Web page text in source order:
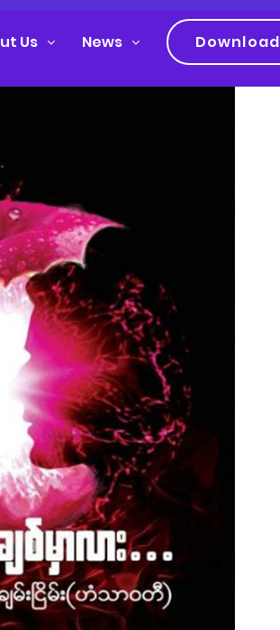
Us News Download